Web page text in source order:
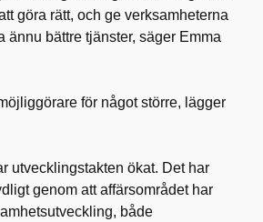
göra rätt, och ge verksamheterna
ännu bättre tjänster, säger Emma
för något större, lägger
utvecklingstakten ökat. Det har
genom att affärsområdet har
både